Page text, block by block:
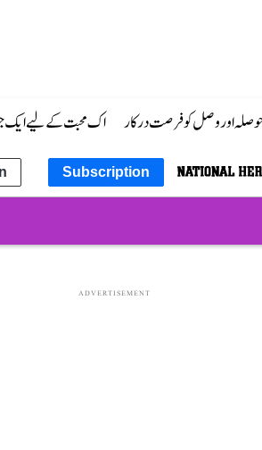
حوصلہ اور وصل کو فرصت درکار اک محبت کے لیے ایک
Subscription
ADVERTISEMENT